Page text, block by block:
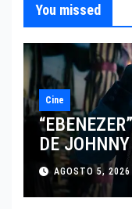
You missed
Cine
DE
TRAS SU
AGOSTO 5, 2026